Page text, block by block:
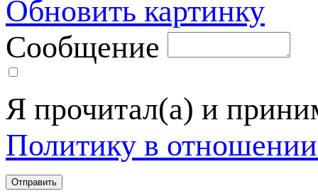
Обновить картинку
Сообщение
Я прочитал(а) и
Политику в